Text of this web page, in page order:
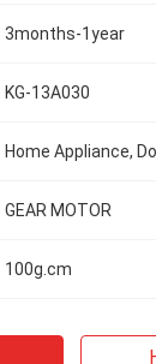
3months-1year
KG-13A030
Home Appliance,
GEAR MOTOR
100g.cm